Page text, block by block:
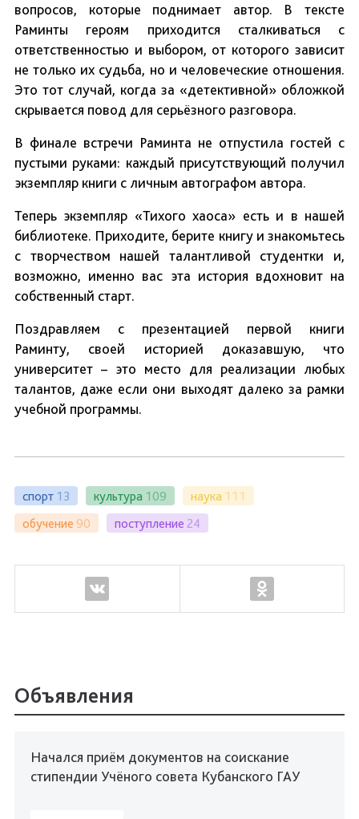
вопросов, которые поднимает автор. В тексте
Раминты героям приходится сталкиваться с
ответственностью и выбором, от которого зависит
не только их судьба, но и человеческие отношения.
Это тот случай, когда за «детективной» обложкой
скрывается повод для серьёзного разговора.
В финале встречи Раминта не отпустила гостей с
пустыми руками: каждый присутствующий получил
экземпляр книги с личным автографом автора.
Теперь экземпляр «Тихого хаоса» есть и в нашей
библиотеке. Приходите, берите книгу и знакомьтесь
с творчеством нашей талантливой студентки и,
возможно, именно вас эта история вдохновит на
собственный старт.
Поздравляем с презентацией первой книги
Раминту, своей историей доказавшую, что
университет – это место для реализации любых
талантов, даже если они выходят далеко за рамки
учебной программы.
спорт 13 культура 109 наука 111
обучение 90 поступление 24
Объявления
Начался приём документов на соискание
стипендии Учёного совета Кубанского ГАУ